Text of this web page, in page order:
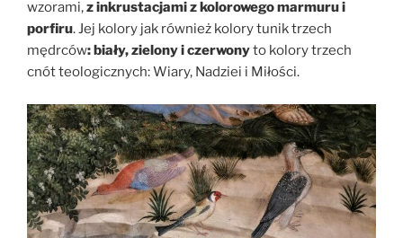
wzorami,z inkrustacjami z kolorowego marmuru i
porfiru. Jej kolory jak również kolory tunik trzech
mędrców: biały, zielony i czerwonyto kolory trzech
cnót teologicznych: Wiary, Nadziei i Miłości.